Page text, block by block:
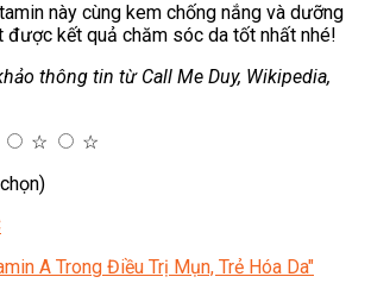
này cùng kem chống nắng và dưỡng
được kết quả chăm sóc da tốt nhất nhé!
thông tin từ Call Me Duy, Wikipedia,
☆
☆
A Trong Điều Trị Mụn, Trẻ Hóa Da"